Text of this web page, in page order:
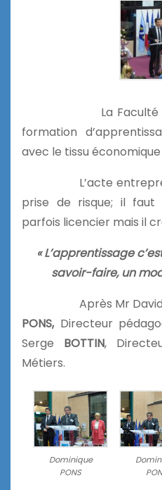
La Faculté des
formation
avec le tissu
L’acte
prise de risque; il faut
parfois licencier mais il
« L’apprentissage
savoir-faire, un
Après Mr David
PONS,Directeur
Serge BOTTIN,
Métiers.
Dominique
PONS